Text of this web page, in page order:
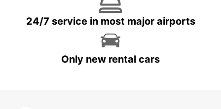
24/7 service in most major airports
Only new rental cars